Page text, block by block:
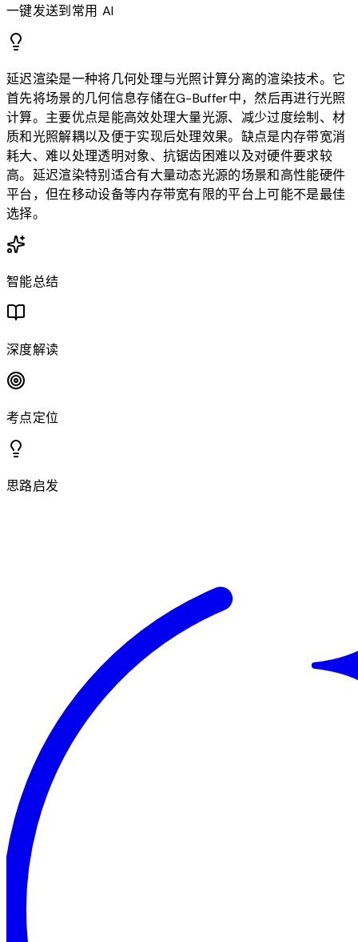
一键发送到常用 AI
延迟渲染是一种将几何处理与光照计算分离的渲染技术。它
首先将场景的几何信息存储在G-Buffer中，然后再进行光照
计算。主要优点是能高效处理大量光源、减少过度绘制、材
质和光照解耦以及便于实现后处理效果。缺点是内存带宽消
耗大、难以处理透明对象、抗锯齿困难以及对硬件要求较
高。延迟渲染特别适合有大量动态光源的场景和高性能硬件
平台，但在移动设备等内存带宽有限的平台上可能不是最佳
选择。
智能总结
深度解读
考点定位
思路启发